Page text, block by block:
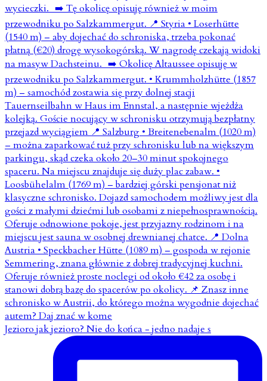
Jezioro jak jezioro? Nie do końca - jedno nadaje s